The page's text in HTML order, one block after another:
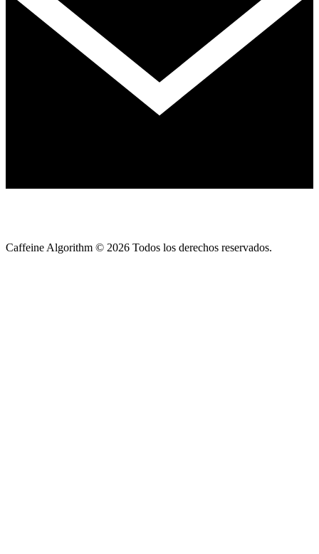
Caffeine Algorithm © 2026 Todos los derechos reservados.